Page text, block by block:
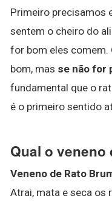
Primeiro precisamos
sentem o cheiro do
for bom eles comem.
bom, mas se não for
fundamental que o
é o primeiro sentido
Qual o
Veneno de Rato
Atrai, mata e seca os